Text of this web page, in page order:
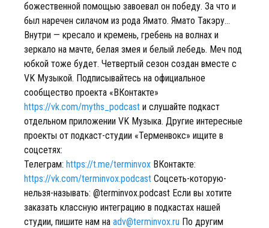
божественной помощью завоевал он победу. За что и
был наречен силачом из рода Ямато. Ямато Такэру…
Внутри — кресало и кремень, гребень на волнах и
зеркало на мачте, белая змея и белый лебедь. Меч под
юбкой тоже будет. Четвертый сезон создан вместе с
VK Музыкой. Подписывайтесь на официальное
сообщество проекта «ВКонтакте»
https://vk.com/myths_podcast и слушайте подкаст
отдельном приложении VK Музыка. Другие интересные
проекты от подкаст-студии «Терменвокс» ищите в
соцсетях:
Телеграм: https://t.me/terminvox ВКонтакте:
https://vk.com/terminvox.podcast Соцсеть-которую-
нельзя-называть: @terminvox.podcast Если вы хотите
заказать классную интеграцию в подкастах нашей
студии, пишите нам на adv@terminvox.ru По другим